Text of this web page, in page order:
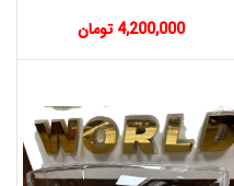
4,200,000 تومان